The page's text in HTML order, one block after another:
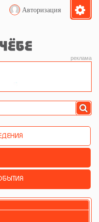
Авторизация
реклама